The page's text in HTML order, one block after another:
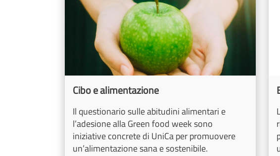
Cibo e alimentazione
Il questionario sulle abitudini alimentari e
l’adesione alla Green food week sono
iniziative concrete di UniCa per promuovere
un’alimentazione sana e sostenibile.